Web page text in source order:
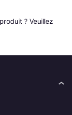
? Veuillez